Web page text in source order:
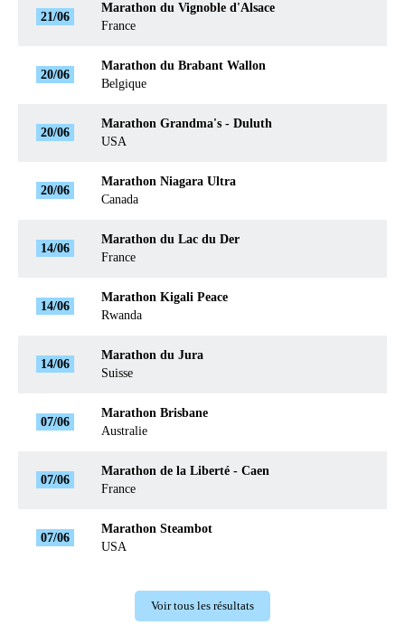
21/06
Marathon du Vignoble d'Alsace
France
20/06
Marathon du Brabant Wallon
Belgique
20/06
Marathon Grandma's - Duluth
USA
20/06
Marathon Niagara Ultra
Canada
14/06
Marathon du Lac du Der
France
14/06
Marathon Kigali Peace
Rwanda
14/06
Marathon du Jura
Suisse
07/06
Marathon Brisbane
Australie
07/06
Marathon de la Liberté - Caen
France
07/06
Marathon Steambot
USA
Voir tous les résultats